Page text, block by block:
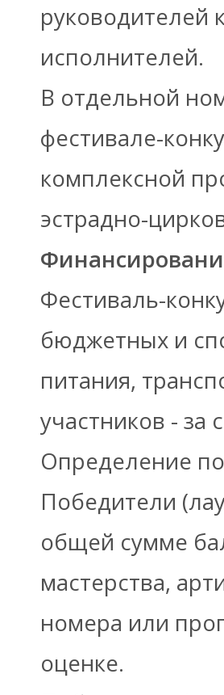
руководителей
исполнителей.
В отдельной
фестивале-
комплексной
эстрадно-
Фестиваль-
бюджетных и
питания,
участников - за
Определение
Победители
общей сумме
мастерства,
номера или
оценке.